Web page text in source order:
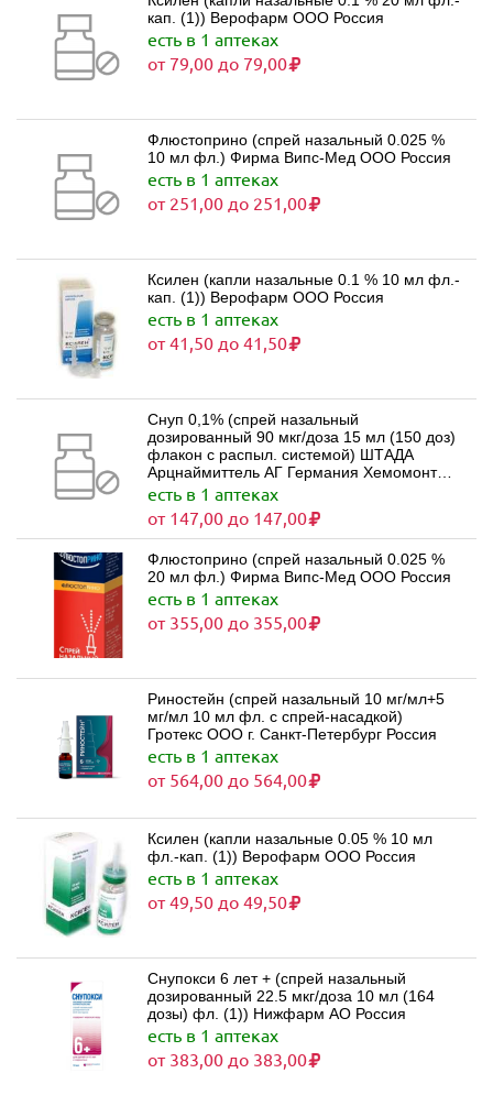
кап. (1)) Верофарм ООО Россия
есть в 1 аптеках
от 79,00 до 79,00
Флюстоприно (спрей назальный 0.025 %
10 мл фл.) Фирма Випс-Мед ООО Россия
есть в 1 аптеках
от 251,00 до 251,00
Ксилен (капли назальные 0.1 % 10 мл фл.-
кап. (1)) Верофарм ООО Россия
есть в 1 аптеках
от 41,50 до 41,50
Снуп 0,1% (спрей назальный
дозированный 90 мкг/доза 15 мл (150 доз)
флакон с распыл. системой) ШТАДА
Арцнаймиттель АГ Германия Хемомонт
Д.О.О. Черногория
есть в 1 аптеках
от 147,00 до 147,00
Флюстоприно (спрей назальный 0.025 %
20 мл фл.) Фирма Випс-Мед ООО Россия
есть в 1 аптеках
от 355,00 до 355,00
Риностейн (спрей назальный 10 мг/мл+5
мг/мл 10 мл фл. с спрей-насадкой)
Гротекс ООО г. Санкт-Петербург Россия
есть в 1 аптеках
от 564,00 до 564,00
Ксилен (капли назальные 0.05 % 10 мл
фл.-кап. (1)) Верофарм ООО Россия
есть в 1 аптеках
от 49,50 до 49,50
Снупокси 6 лет + (спрей назальный
дозированный 22.5 мкг/доза 10 мл (164
дозы) фл. (1)) Нижфарм АО Россия
есть в 1 аптеках
от 383,00 до 383,00